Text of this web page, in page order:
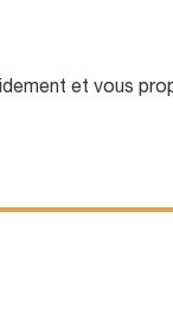
et vous